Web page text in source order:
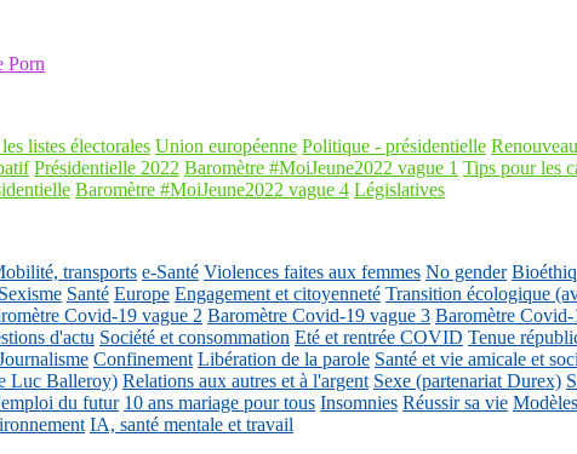
Porn
listes électorales Union européenne Politique - présidentielle
Présidentielle 2022 Baromètre #MoiJeune2022 vague 1 Tips pour les
Baromètre #MoiJeune2022 vague 4 Législatives
transports e-Santé Violences faites aux femmes No gender
Sexisme Santé Europe Engagement et citoyenneté Transition écologique
Covid-19 vague 2 Baromètre Covid-19 vague 3 Baromètre Covid-
d'actu Société et consommation Eté et rentrée COVID Tenue
Confinement Libération de la parole Santé et vie amicale et
Luc Balleroy) Relations aux autres et à l'argent Sexe (partenariat Durex)
du futur 10 ans mariage pour tous Insomnies Réussir sa vie
IA, santé mentale et travail